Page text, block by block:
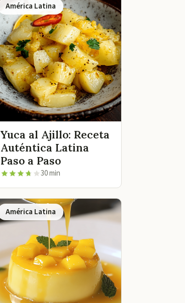
América Latina
Yuca al Ajillo: Receta
Auténtica Latina
Paso a Paso
30 min
América Latina